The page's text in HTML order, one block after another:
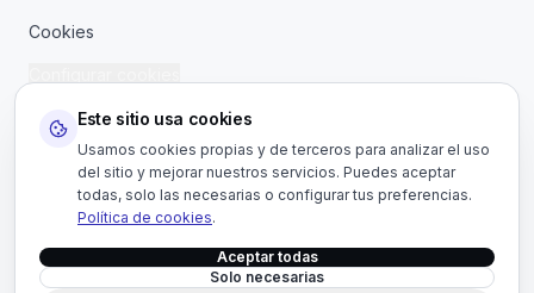
Cookies
©2026CCD Vendor.Todos los derechos reservados.CIF
B26606160.
Este sitio usa cookies
Usamos cookies propias y de terceros para analizar el uso
del sitio y mejorar nuestros servicios. Puedes aceptar
todas, solo las necesarias o configurar tus preferencias.
Política de cookies.
Aceptar todas
Solo necesarias